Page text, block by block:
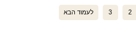
2
3 לעמוד הבא